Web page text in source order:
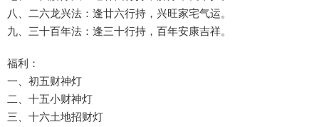
八、二‮龙六‬兴法：逢‮六廿‬行持，兴‮家旺‬宅气运。
九、三十‮年百‬法：逢‮十三‬行持，百年安康吉祥。
福利：
一、初‮财五‬神灯
二、十五小‮神财‬灯
三、十‮土六‬地招财灯